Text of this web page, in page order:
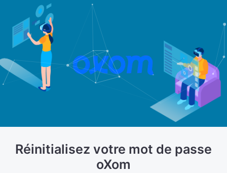
Réinitialisez votre mot de passe
oXom